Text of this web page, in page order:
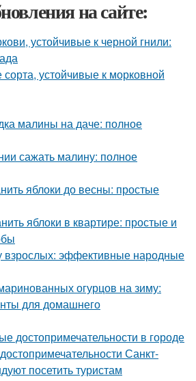
на сайте:
устойчивые к черной гнили:
устойчивые к морковной
малины на даче: полное
сажать малину: полное
яблоки до весны: простые
яблоки в квартире: простые и
взрослых: эффективные народные
огурцов на зиму:
для домашнего
достопримечательности в городе
Санкт-
посетить туристам